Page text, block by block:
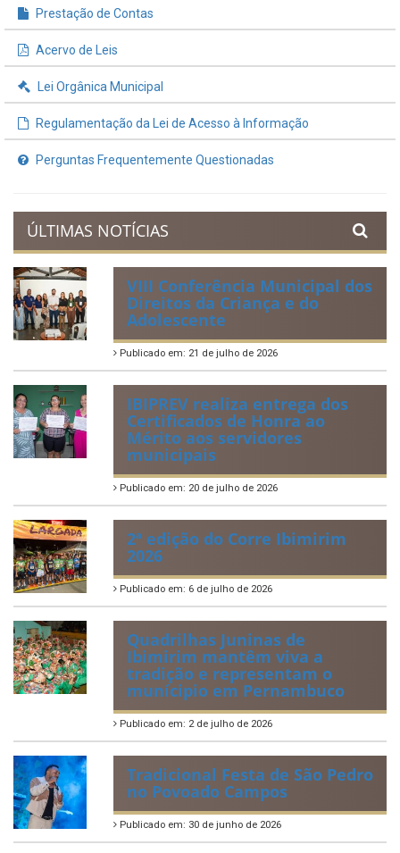
Prestação de Contas
Acervo de Leis
Lei Orgânica Municipal
Regulamentação da Lei de Acesso à Informação
Perguntas Frequentemente Questionadas
ÚLTIMAS NOTÍCIAS
VIII Conferência Municipal dos
Direitos da Criança e do
Adolescente
Publicado em: 21 de julho de 2026
IBIPREV realiza entrega dos
Certificados de Honra ao
Mérito aos servidores
municipais
Publicado em: 20 de julho de 2026
2ª edição do Corre Ibimirim
2026
Publicado em: 6 de julho de 2026
Quadrilhas Juninas de
Ibimirim mantêm viva a
tradição e representam o
munícipio em Pernambuco
Publicado em: 2 de julho de 2026
Tradicional Festa de São Pedro
no Povoado Campos
Publicado em: 30 de junho de 2026